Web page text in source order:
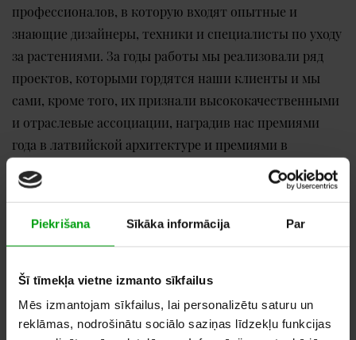
Piekrišana Sīkāka informācija Par
Šī tīmekļa vietne izmanto sīkfailus
Mēs izmantojam sīkfailus, lai personalizētu saturu un
reklāmas, nodrošinātu sociālo saziņas līdzekļu funkcijas
профессионалов, в которую входят опытные и
знающие дизайнеры, техники и специалисты по уходу
за растениями. За годы работы мы реализовали ряд
проектов, которыми гордятся наши клиенты и мы
сами, кроме того, их признали высококачественными
и отраслевые ассоциации, наградив нас премиями
года в латвийской архитектуре и премиями в
латвийской ландшафтной архитектуре.
НАША КОМПЕТЕНТНОСТЬ В
ДОСТАВКЕ КОМНАТНЫХ